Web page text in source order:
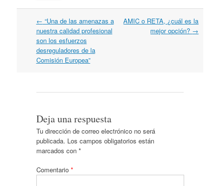
Navegación
por
artículos
← “Una de las amenazas a
nuestra calidad profesional
son los esfuerzos
desreguladores de la
Comisión Europea”
AMIC o RETA, ¿cuál es la
mejor opción? →
Deja una respuesta
Tu dirección de correo electrónico no será
publicada. Los campos obligatorios están
marcados con *
Comentario *